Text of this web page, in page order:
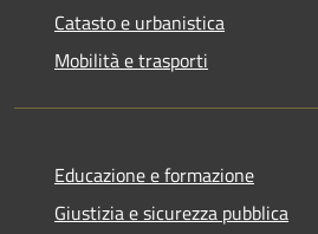
Catasto e urbanistica
Mobilità e trasporti
Educazione e formazione
Giustizia e sicurezza pubblica